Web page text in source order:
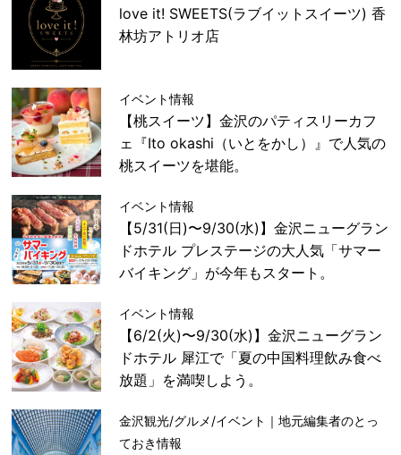
love it! SWEETS(ラブイットスイーツ) 香
林坊アトリオ店
イベント情報
【桃スイーツ】金沢のパティスリーカフ
ェ『Ito okashi（いとをかし）』で人気の
桃スイーツを堪能。
イベント情報
【5/31(日)〜9/30(水)】金沢ニューグラン
ドホテル プレステージの大人気「サマー
バイキング」が今年もスタート。
イベント情報
【6/2(火)〜9/30(水)】金沢ニューグラン
ドホテル 犀江で「夏の中国料理飲み食べ
放題」を満喫しよう。
金沢観光/グルメ/イベント｜地元編集者のとっ
ておき情報